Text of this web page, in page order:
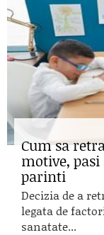
Cum sa
motive,
parinti
Decizia de a
legata de
sanatate...